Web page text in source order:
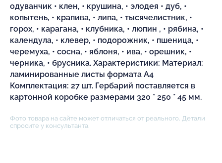
одуванчик • клен, • крушина, • элодея • дуб, •
копытень, • крапива, • липа, • тысячелистник, •
горох, • карагана, • клубника, • люпин , • рябина, •
календула, • клевер, • подорожник, • пшеница, •
черемуха, • сосна, • яблоня, • ива, • орешник, •
черника, • брусника. Характеристики: Материал:
ламинированные листы формата А4
Комплектация: 27 шт. Гербарий поставляется в
картонной коробке размерами 320 * 250 * 45 мм.
Фото товара на сайте может отличаться от реального. Детали
спросите у консультанта.